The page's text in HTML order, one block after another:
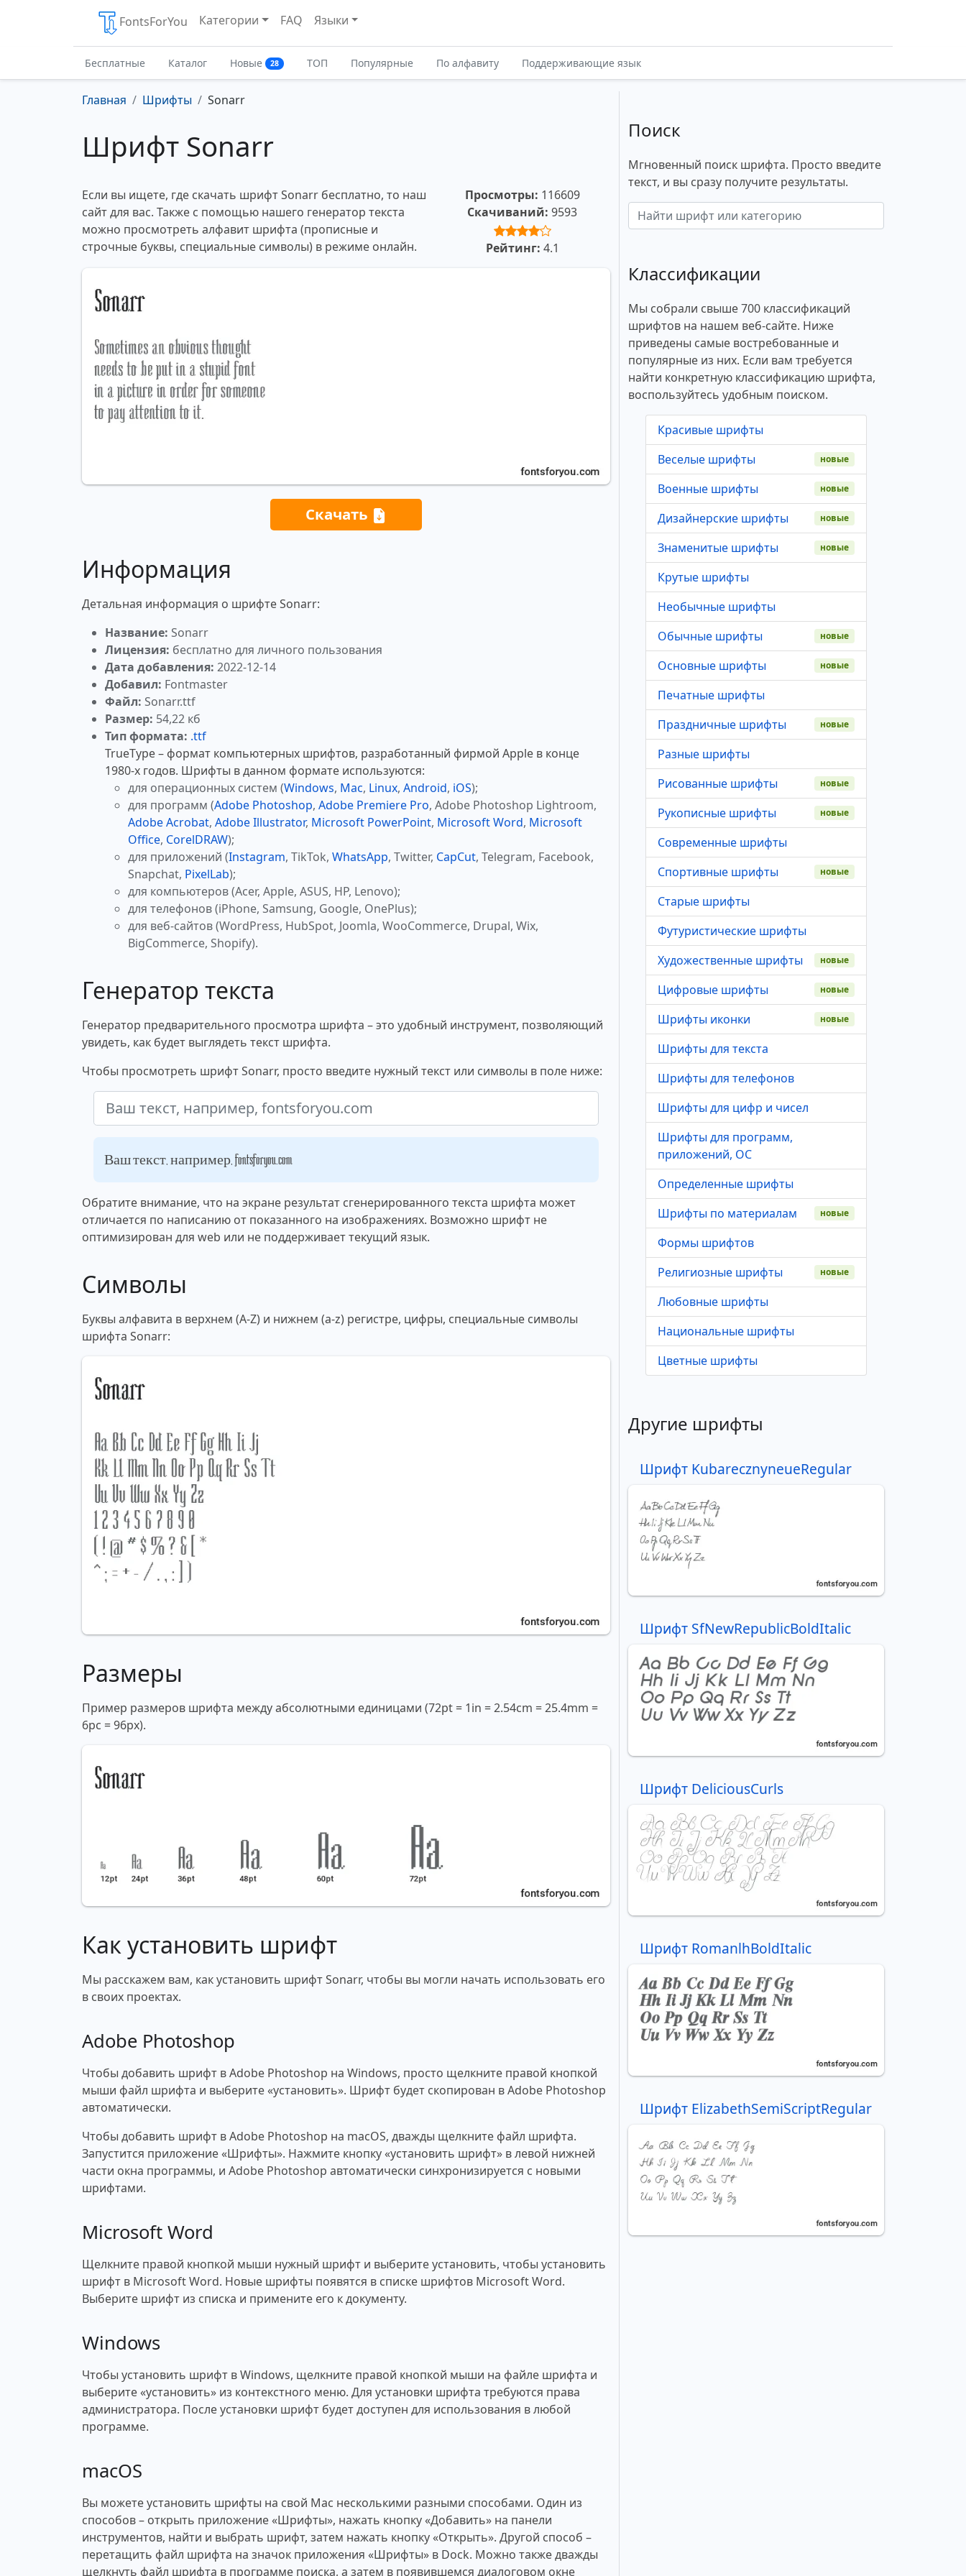
FontsForYou Категории FAQ Языки
Бесплатные Каталог Новые 28 ТОП Популярные По алфавиту Поддерживающие язык
Главная Шрифты Sonarr
Шрифт Sonarr
Если вы ищете, где скачать шрифт Sonarr бесплатно, то наш
сайт для вас. Также с помощью нашего генератор текста
можно просмотреть алфавит шрифта (прописные и
строчные буквы, специальные символы) в режиме онлайн.
Просмотры: 116609
Скачиваний: 9593
Рейтинг: 4.1
Скачать
Информация
Детальная информация о шрифте Sonarr:
Название: Sonarr
Лицензия: бесплатно для личного пользования
Дата добавления: 2022-12-14
Добавил: Fontmaster
Файл: Sonarr.ttf
Размер: 54,22 кб
Тип формата: .ttf
TrueType – формат компьютерных шрифтов, разработанный фирмой Apple в конце
1980-х годов. Шрифты в данном формате используются:
для операционных систем (Windows, Mac, Linux, Android, iOS);
для программ (Adobe Photoshop, Adobe Premiere Pro, Adobe Photoshop Lightroom,
Adobe Acrobat, Adobe Illustrator, Microsoft PowerPoint, Microsoft Word, Microsoft
Office, CorelDRAW);
для приложений (Instagram, TikTok, WhatsApp, Twitter, CapCut, Telegram, Facebook,
Snapchat, PixelLab);
для компьютеров (Acer, Apple, ASUS, HP, Lenovo);
для телефонов (iPhone, Samsung, Google, OnePlus);
для веб-сайтов (WordPress, HubSpot, Joomla, WooCommerce, Drupal, Wix,
BigCommerce, Shopify).
Генератор текста
Генератор предварительного просмотра шрифта – это удобный инструмент, позволяющий
увидеть, как будет выглядеть текст шрифта.
Чтобы просмотреть шрифт Sonarr, просто введите нужный текст или символы в поле ниже:
Ваш текст, например, fontsforyou.com
Обратите внимание, что на экране результат сгенерированного текста шрифта может
отличается по написанию от показанного на изображениях. Возможно шрифт не
оптимизирован для web или не поддерживает текущий язык.
Символы
Буквы алфавита в верхнем (A-Z) и нижнем (a-z) регистре, цифры, специальные символы
шрифта Sonarr:
Размеры
Пример размеров шрифта между абсолютными единицами (72pt = 1in = 2.54cm = 25.4mm =
6pc = 96px).
Как установить шрифт
Мы расскажем вам, как установить шрифт Sonarr, чтобы вы могли начать использовать его
в своих проектах.
Adobe Photoshop
Чтобы добавить шрифт в Adobe Photoshop на Windows, просто щелкните правой кнопкой
мыши файл шрифта и выберите «установить». Шрифт будет скопирован в Adobe Photoshop
автоматически.
Чтобы добавить шрифт в Adobe Photoshop на macOS, дважды щелкните файл шрифта.
Запустится приложение «Шрифты». Нажмите кнопку «установить шрифт» в левой нижней
части окна программы, и Adobe Photoshop автоматически синхронизируется с новыми
шрифтами.
Microsoft Word
Щелкните правой кнопкой мыши нужный шрифт и выберите установить, чтобы установить
шрифт в Microsoft Word. Новые шрифты появятся в списке шрифтов Microsoft Word.
Выберите шрифт из списка и примените его к документу.
Windows
Чтобы установить шрифт в Windows, щелкните правой кнопкой мыши на файле шрифта и
выберите «установить» из контекстного меню. Для установки шрифта требуются права
администратора. После установки шрифт будет доступен для использования в любой
программе.
macOS
Вы можете установить шрифты на свой Mac несколькими разными способами. Один из
способов – открыть приложение «Шрифты», нажать кнопку «Добавить» на панели
инструментов, найти и выбрать шрифт, затем нажать кнопку «Открыть». Другой способ –
перетащить файл шрифта на значок приложения «Шрифты» в Dock. Можно также дважды
щелкнуть файл шрифта в программе поиска, а затем в появившемся диалоговом окне
Поиск
Мгновенный поиск шрифта. Просто введите
текст, и вы сразу получите результаты.
Классификации
Мы собрали свыше 700 классификаций
шрифтов на нашем веб-сайте. Ниже
приведены самые востребованные и
популярные из них. Если вам требуется
найти конкретную классификацию шрифта,
воспользуйтесь удобным поиском.
Красивые шрифты
Веселые шрифты
новые
Военные шрифты новые
Дизайнерские шрифты новые
Знаменитые шрифты новые
Крутые шрифты
Необычные шрифты
Обычные шрифты
новые
Основные шрифты новые
Печатные шрифты
Праздничные шрифты
новые
Разные шрифты
Рисованные шрифты
новые
Рукописные шрифты новые
Современные шрифты
Спортивные шрифты
новые
Старые шрифты
Футуристические шрифты
Художественные шрифты
новые
Цифровые шрифты новые
Шрифты иконки новые
Шрифты для текста
Шрифты для телефонов
Шрифты для цифр и чисел
Шрифты для программ,
приложений, ОС
Определенные шрифты
Шрифты по материалам
новые
Формы шрифтов
Религиозные шрифты
новые
Любовные шрифты
Национальные шрифты
Цветные шрифты
Другие шрифты
Шрифт KubarecznyneueRegular
Шрифт SfNewRepublicBoldItalic
Шрифт DeliciousCurls
Шрифт RomanlhBoldItalic
Шрифт ElizabethSemiScriptRegular